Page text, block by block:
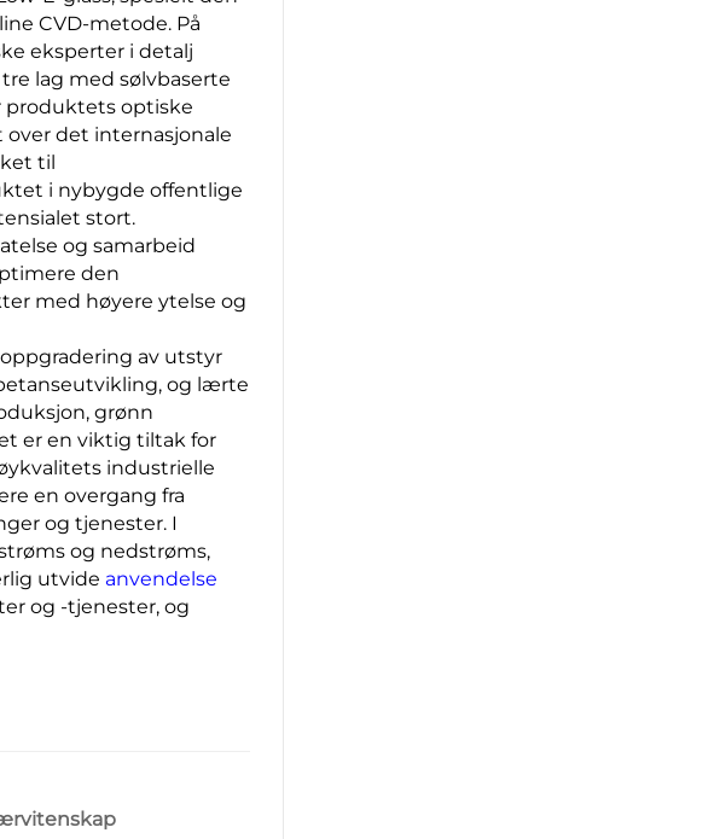
CVD-metode. På
eksperter i detalj
lag med sølvbaserte
produktets optiske
over det internasjonale
til
i nybygde offentlige
stort.
og samarbeid
den
med høyere ytelse og
av utstyr
og lærte
grønn
er en viktig tiltak for
industrielle
en overgang fra
og tjenester. I
og nedstrøms,
utvide anvendelse
og -tjenester, og